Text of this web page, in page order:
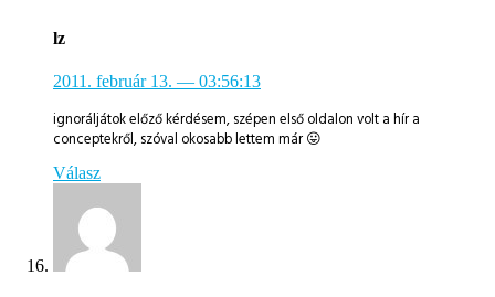
lz
2011. február 13. — 03:56:13
ignoráljátok előző kérdésem, szépen első oldalon volt a hír a
conceptekről, szóval okosabb lettem már 😛
Válasz